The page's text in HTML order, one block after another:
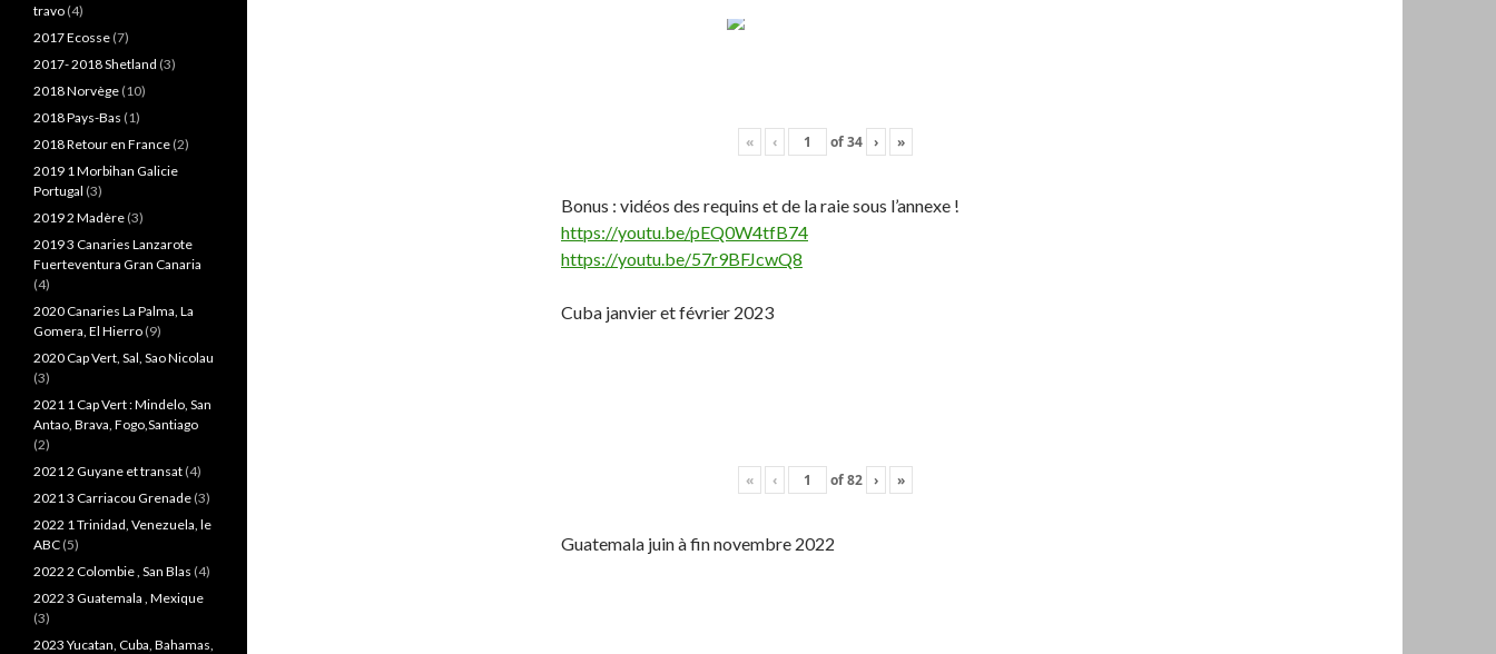
« ‹ of34 › »
Bonus : vidéos des requins et de la raie sous l’annexe !
https://youtu.be/pEQ0W4tfB74
https://youtu.be/57r9BFJcwQ8
Cuba janvier et février 2023
« ‹ of82 › »
Guatemala juin à fin novembre 2022
travo (4)
2017 Ecosse (7)
2017- 2018 Shetland (3)
2018 Norvège (10)
2018 Pays-Bas (1)
2018 Retour en France (2)
2019 1 Morbihan Galicie
Portugal (3)
2019 2 Madère (3)
2019 3 Canaries Lanzarote
Fuerteventura Gran Canaria
(4)
2020 Canaries La Palma, La
Gomera, El Hierro (9)
2020 Cap Vert, Sal, Sao Nicolau
(3)
2021 1 Cap Vert : Mindelo, San
Antao, Brava, Fogo,Santiago
(2)
2021 2 Guyane et transat (4)
2021 3 Carriacou Grenade (3)
2022 1 Trinidad, Venezuela, le
ABC (5)
2022 2 Colombie , San Blas (4)
2022 3 Guatemala , Mexique
(3)
2023 Yucatan, Cuba, Bahamas,